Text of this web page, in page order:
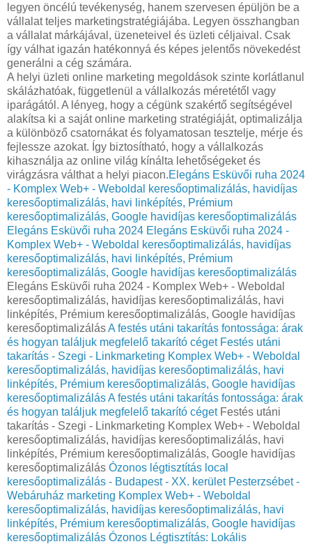
legyen öncélú tevékenység, hanem szervesen épüljön be a
vállalat teljes marketingstratégiájába. Legyen összhangban
a vállalat márkájával, üzeneteivel és üzleti céljaival. Csak
így válhat igazán hatékonnyá és képes jelentős növekedést
generálni a cég számára.
A helyi üzleti online marketing megoldások szinte korlátlanul
skálázhatóak, függetlenül a vállalkozás méretétől vagy
iparágától. A lényeg, hogy a cégünk szakértő segítségével
alakítsa ki a saját online marketing stratégiáját, optimalizálja
a különböző csatornákat és folyamatosan tesztelje, mérje és
fejlessze azokat. Így biztosítható, hogy a vállalkozás
kihasználja az online világ kínálta lehetőségeket és
virágzásra válthat a helyi piacon.Elegáns Esküvői ruha 2024
- Komplex Web+ - Weboldal keresőoptimalizálás, havidíjas
keresőoptimalizálás, havi linképítés, Prémium
keresőoptimalizálás, Google havidíjas keresőoptimalizálás
Elegáns Esküvői ruha 2024 Elegáns Esküvői ruha 2024 -
Komplex Web+ - Weboldal keresőoptimalizálás, havidíjas
keresőoptimalizálás, havi linképítés, Prémium
keresőoptimalizálás, Google havidíjas keresőoptimalizálás
Elegáns Esküvői ruha 2024 - Komplex Web+ - Weboldal
keresőoptimalizálás, havidíjas keresőoptimalizálás, havi
linképítés, Prémium keresőoptimalizálás, Google havidíjas
keresőoptimalizálásA festés utáni takarítás fontossága: árak
és hogyan találjuk megfelelő takarító céget Festés utáni
takarítás - Szegi - Linkmarketing Komplex Web+ - Weboldal
keresőoptimalizálás, havidíjas keresőoptimalizálás, havi
linképítés, Prémium keresőoptimalizálás, Google havidíjas
keresőoptimalizálásA festés utáni takarítás fontossága: árak
és hogyan találjuk megfelelő takarító cégetFestés utáni
takarítás - Szegi - Linkmarketing Komplex Web+ - Weboldal
keresőoptimalizálás, havidíjas keresőoptimalizálás, havi
linképítés, Prémium keresőoptimalizálás, Google havidíjas
keresőoptimalizálás Ózonos légtisztítás local
keresőoptimalizálás - Budapest - XX. kerület Pesterzsébet -
Webáruház marketing Komplex Web+ - Weboldal
keresőoptimalizálás, havidíjas keresőoptimalizálás, havi
linképítés, Prémium keresőoptimalizálás, Google havidíjas
keresőoptimalizálás Ózonos Légtisztítás: Lokális